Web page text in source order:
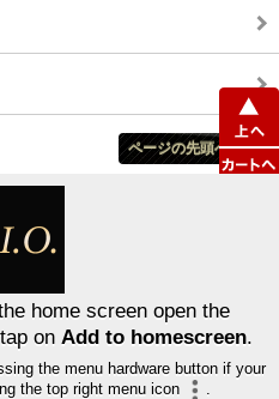
ページの先頭へ戻る
トフォン
Inc．All Rights Reserved.
載されている記事・写真・図表などの無断転載
ます。
home screen open the
on Add to homescreen.
the menu hardware button if your
the top right menu icon
.